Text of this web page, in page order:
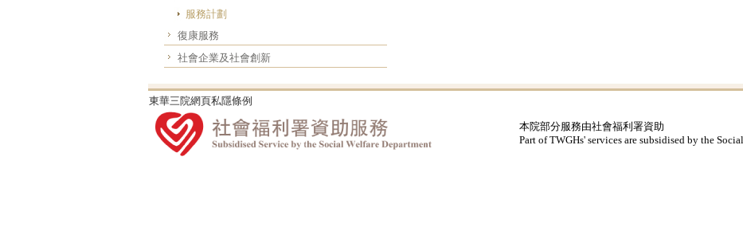
服務計劃
復康服務
社會企業及社會創新
東華三院網頁私隱條例
本院部分服務由社會福利署資助
Part of TWGHs' services are subsidised by the